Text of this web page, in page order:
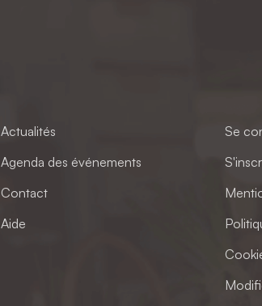
Actualités
Agenda des événements
Contact
Aide
Se